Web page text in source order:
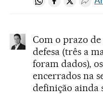
Compartir en
Compartir
Com o prazo
defesa (três a
foram dados),
encerrados na
definição ainda